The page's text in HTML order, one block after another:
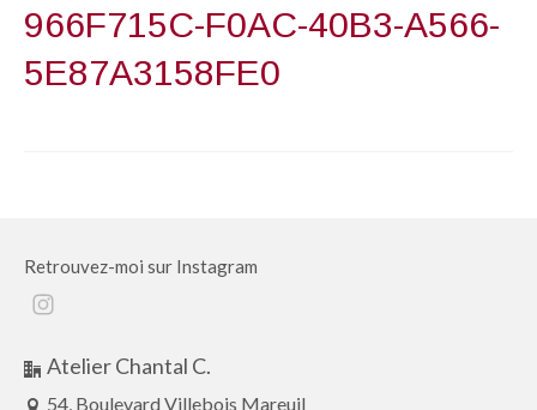
966F715C-F0AC-40B3-A566-
5E87A3158FE0
Retrouvez-moi sur Instagram
Atelier Chantal C.
54, Boulevard Villebois Mareuil